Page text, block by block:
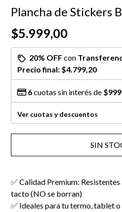
Plancha de Stickers
$5.999,00
20% OFFcon
Precio final: $4.799,20
6cuotas sin interés de
Ver cuotas y descuentos
SIN
✅ Calidad Premium: Resistentes
tacto (NO se borran)
✅ Ideales para tu termo, tablet